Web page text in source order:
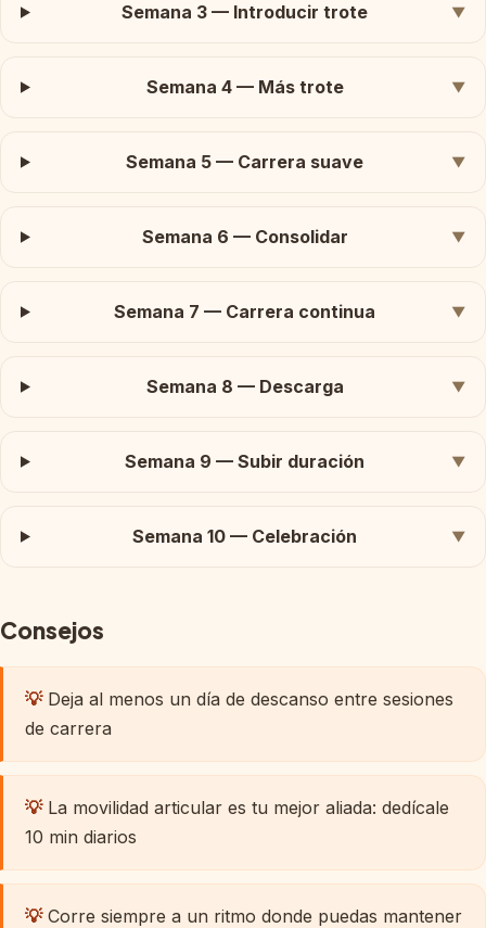
Semana 3 — Introducir trote ▼
Semana 4 — Más trote ▼
Semana 5 — Carrera suave ▼
Semana 6 — Consolidar ▼
Semana 7 — Carrera continua ▼
Semana 8 — Descarga ▼
Semana 9 — Subir duración ▼
Semana 10 — Celebración ▼
Consejos
💡Deja al menos un día de descanso entre sesiones
de carrera
💡La movilidad articular es tu mejor aliada: dedícale
10 min diarios
💡Corre siempre a un ritmo donde puedas mantener